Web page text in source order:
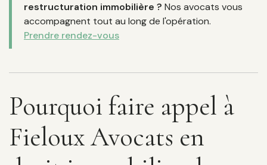
restructuration immobilière ? Nos avocats vous
accompagnent tout au long de l'opération.
Prendre rendez-vous
Pourquoi faire appel à
Fieloux Avocats en